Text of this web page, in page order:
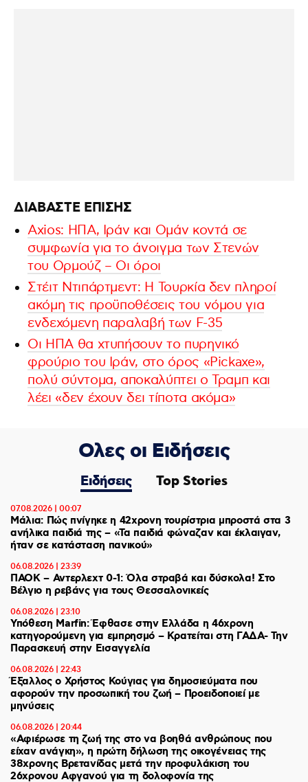
ΔΙΑΒΑΣΤΕ ΕΠΙΣΗΣ
Axios: ΗΠΑ, Ιράν και Ομάν κοντά σε
συμφωνία για το άνοιγμα των Στενών
του Ορμούζ – Οι όροι
Στέιτ Ντιπάρτμεντ: Η Τουρκία δεν πληροί
ακόμη τις προϋποθέσεις του νόμου για
ενδεχόμενη παραλαβή των F-35
Οι ΗΠΑ θα χτυπήσουν το πυρηνικό
φρούριο του Ιράν, στο όρος «Pickaxe»,
πολύ σύντομα, αποκαλύπτει ο Τραμπ και
λέει «δεν έχουν δει τίποτα ακόμα»
Ολες οι Ειδήσεις
Ειδήσεις Top Stories
07.08.2026 | 00:07
Μάλια: Πώς πνίγηκε η 42χρονη τουρίστρια μπροστά στα 3
ανήλικα παιδιά της – «Τα παιδιά φώναζαν και έκλαιγαν,
ήταν σε κατάσταση πανικού»
06.08.2026 | 23:39
ΠΑΟΚ – Αντερλεχτ 0-1: Όλα στραβά και δύσκολα! Στο
Βέλγιο η ρεβάνς για τους Θεσσαλονικείς
06.08.2026 | 23:10
Υπόθεση Marfin: Έφθασε στην Ελλάδα η 46χρονη
κατηγορούμενη για εμπρησμό – Κρατείται στη ΓΑΔΑ- Την
Παρασκευή στην Εισαγγελία
06.08.2026 | 22:43
Έξαλλος ο Χρήστος Κούγιας για δημοσιεύματα που
αφορούν την προσωπική του ζωή – Προειδοποιεί με
μηνύσεις
06.08.2026 | 20:44
«Αφιέρωσε τη ζωή της στο να βοηθά ανθρώπους που
είχαν ανάγκη», η πρώτη δήλωση της οικογένειας της
38χρονης Βρετανίδας μετά την προφυλάκιση του
26χρονου Αφγανού για τη δολοφονία της